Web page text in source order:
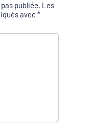
publiée. Les
avec *